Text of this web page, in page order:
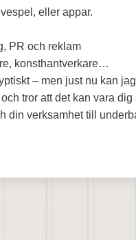
eller appar.
PR och reklam
konsthantverkare…
– men just nu kan
tror att det kan vara
din verksamhet till